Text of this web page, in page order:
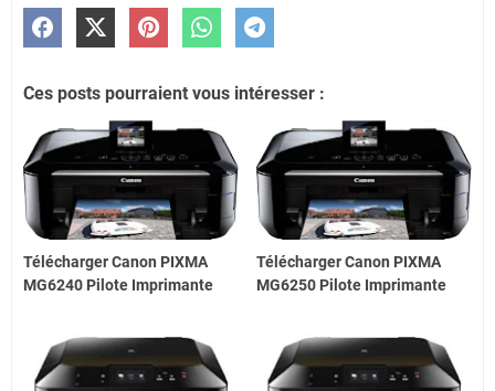
Ces posts pourraient vous intéresser :
Télécharger Canon PIXMA
MG6240 Pilote Imprimante
Télécharger Canon PIXMA
MG6250 Pilote Imprimante